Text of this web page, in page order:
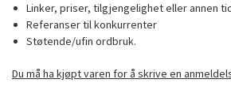
Linker, priser, tilgjengelighet eller annen
Referanser til konkurrenter
Støtende/ufin ordbruk.
Du må ha kjøpt varen for å skrive en